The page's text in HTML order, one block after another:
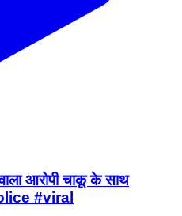
आरोपी चाकू के साथ
#viral